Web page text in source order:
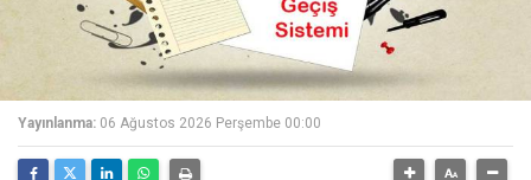
Yayınlanma: 06 Ağustos 2026 Perşembe 00:00